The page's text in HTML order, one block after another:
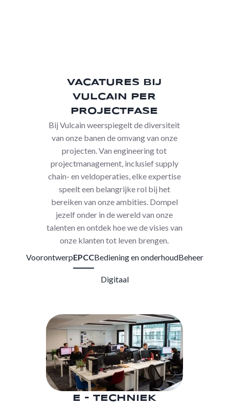
VACATURES BIJ
VULCAIN PER
PROJECTFASE
Bij Vulcain weerspiegelt de diversiteit
van onze banen de omvang van onze
projecten. Van engineering tot
projectmanagement, inclusief supply
chain- en veldoperaties, elke expertise
speelt een belangrijke rol bij het
bereiken van onze ambities. Dompel
jezelf onder in de wereld van onze
talenten en ontdek hoe we de visies van
onze klanten tot leven brengen.
VoorontwerpEPCCBediening en onderhoudBeheer
Digitaal
E - TECHNIEK